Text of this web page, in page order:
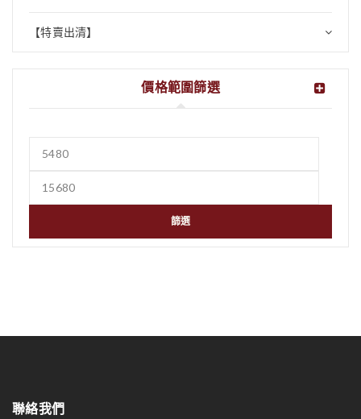
【特賣出清】
價格範圍篩選
篩選
聯絡我們